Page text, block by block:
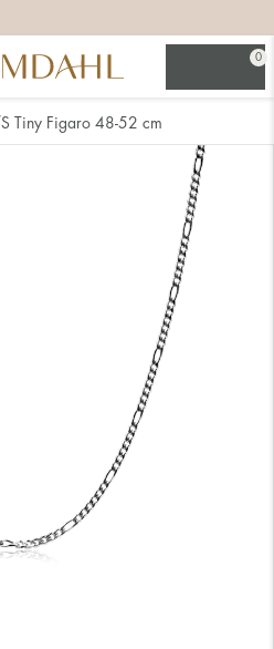
0
S Tiny Figaro 48-52 cm